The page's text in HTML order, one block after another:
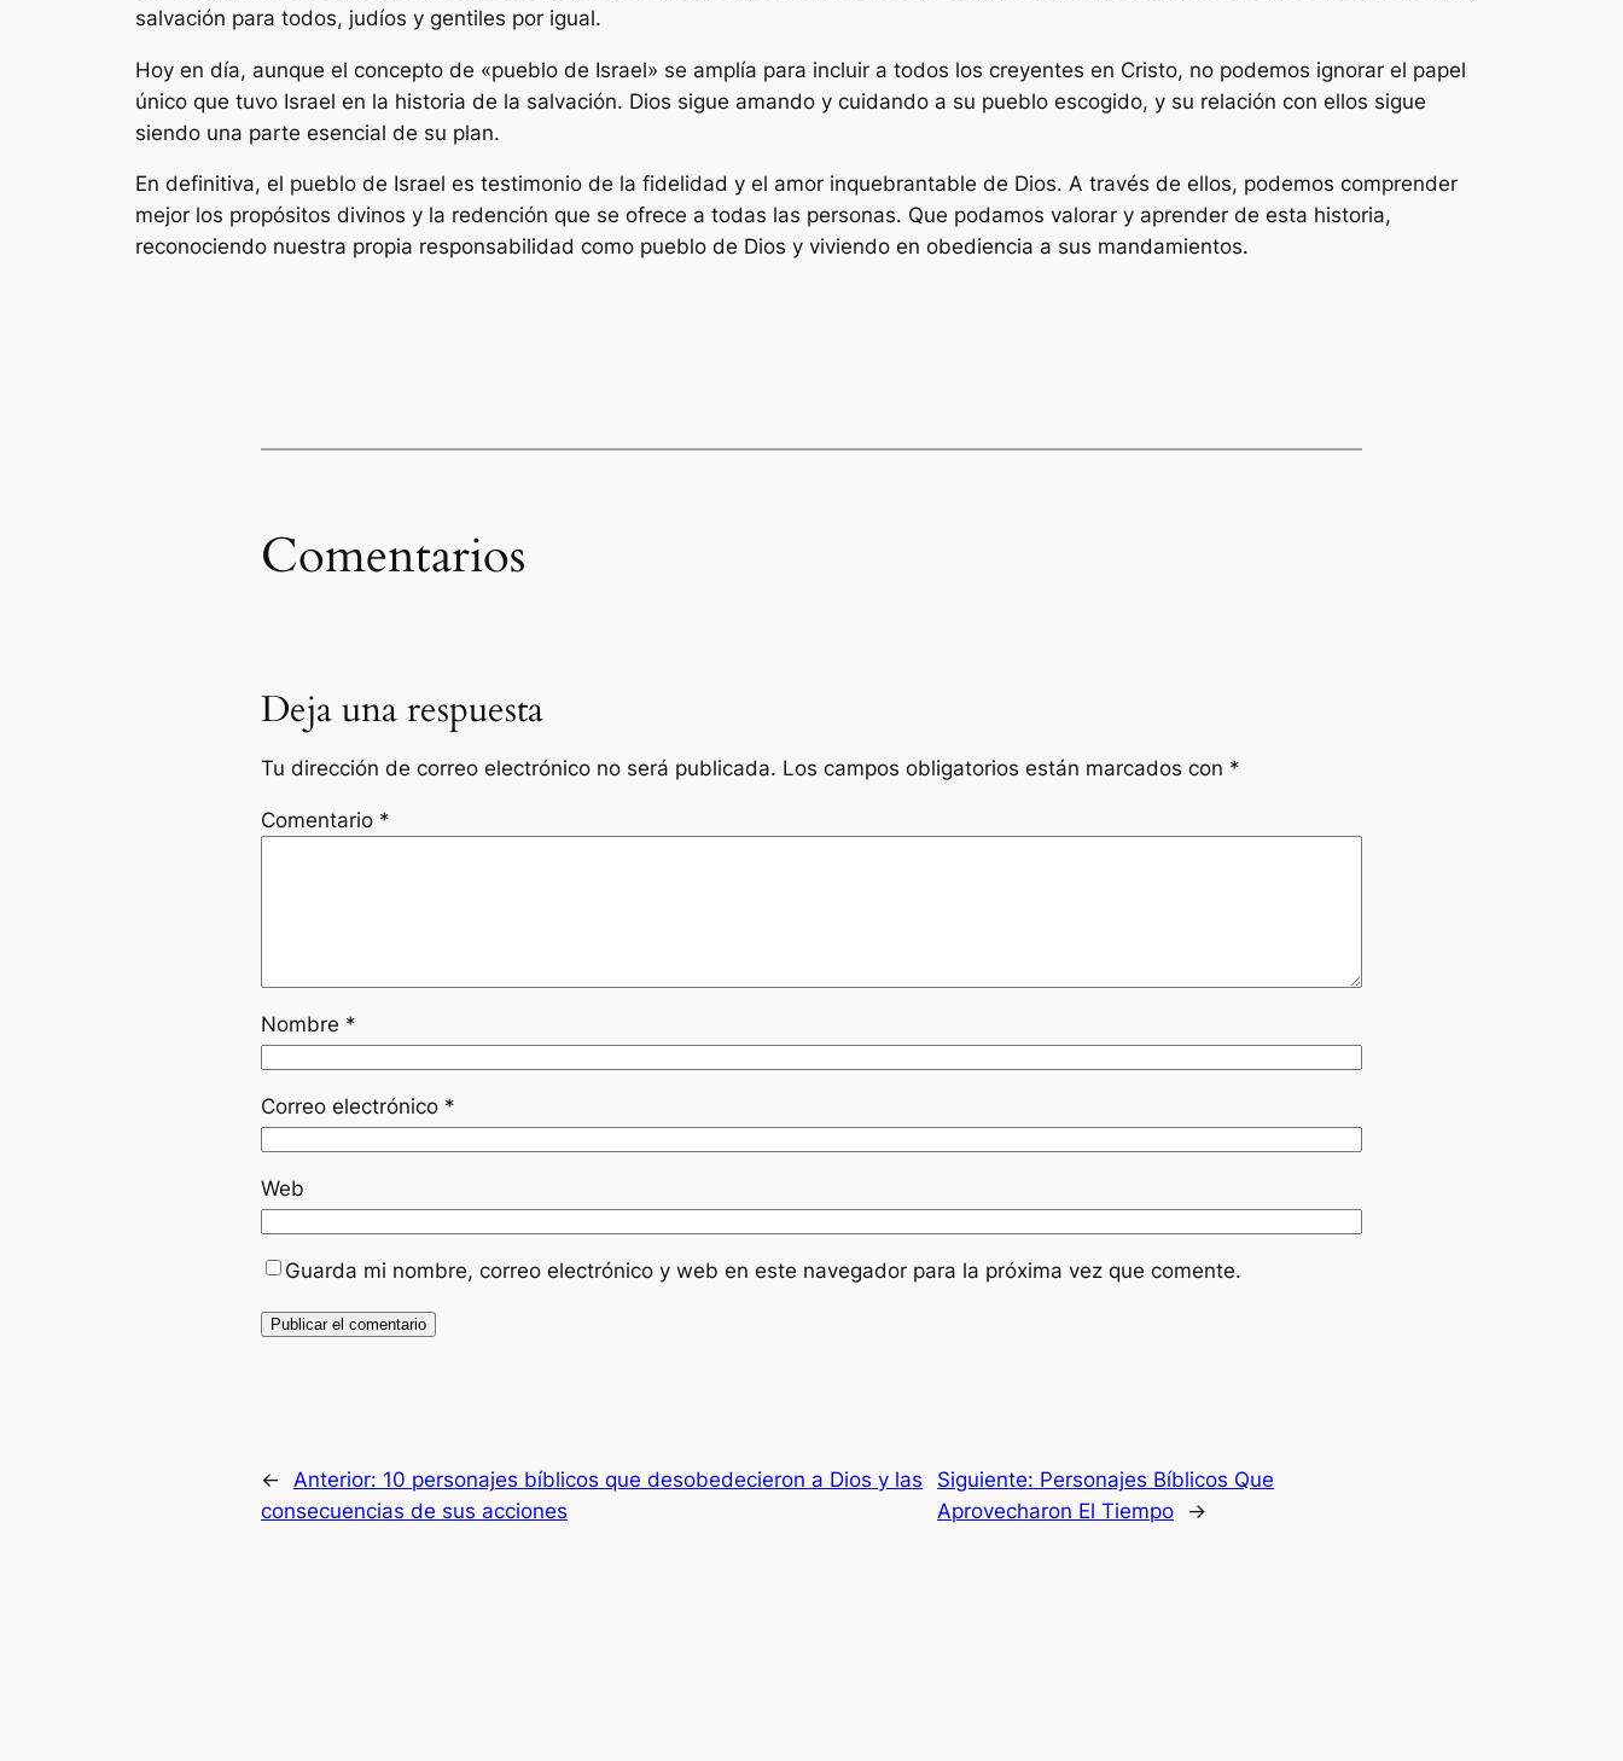
salvación para todos, judíos y gentiles por igual.
Hoy en día, aunque el concepto de «pueblo de Israel» se amplía para incluir a todos los creyentes en Cristo, no podemos ignorar el papel
único que tuvo Israel en la historia de la salvación. Dios sigue amando y cuidando a su pueblo escogido, y su relación con ellos sigue
siendo una parte esencial de su plan.
En definitiva, el pueblo de Israel es testimonio de la fidelidad y el amor inquebrantable de Dios. A través de ellos, podemos comprender
mejor los propósitos divinos y la redención que se ofrece a todas las personas. Que podamos valorar y aprender de esta historia,
reconociendo nuestra propia responsabilidad como pueblo de Dios y viviendo en obediencia a sus mandamientos.
Comentarios
Deja una respuesta
Tu dirección de correo electrónico no será publicada. Los campos obligatorios están marcados con *
Comentario *
Nombre *
Correo electrónico *
Web
Guarda mi nombre, correo electrónico y web en este navegador para la próxima vez que comente.
← Anterior: 10 personajes bíblicos que desobedecieron a Dios y las
consecuencias de sus acciones
Siguiente: Personajes Bíblicos Que
Aprovecharon El Tiempo
→